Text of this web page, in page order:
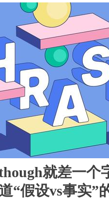
就差一个
“假设vs事实”